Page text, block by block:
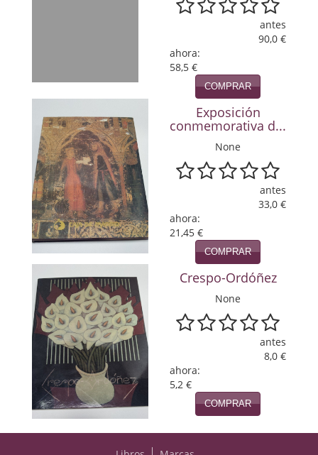
Terrorismo
Varios
Viajes
Viajesç
antes
90,0 €
ahora:
58,5 €
COMPRAR
Exposición
conmemorativa d...
None
antes
33,0 €
ahora:
21,45 €
COMPRAR
Crespo-Ordóñez
None
antes
8,0 €
ahora:
5,2 €
COMPRAR